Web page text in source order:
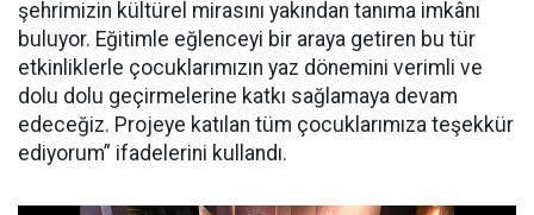
şehrimizin kültürel mirasını yakından tanıma imkânı
buluyor. Eğitimle eğlenceyi bir araya getiren bu tür
etkinliklerle çocuklarımızın yaz dönemini verimli ve
dolu dolu geçirmelerine katkı sağlamaya devam
edeceğiz. Projeye katılan tüm çocuklarımıza teşekkür
ediyorum” ifadelerini kullandı.